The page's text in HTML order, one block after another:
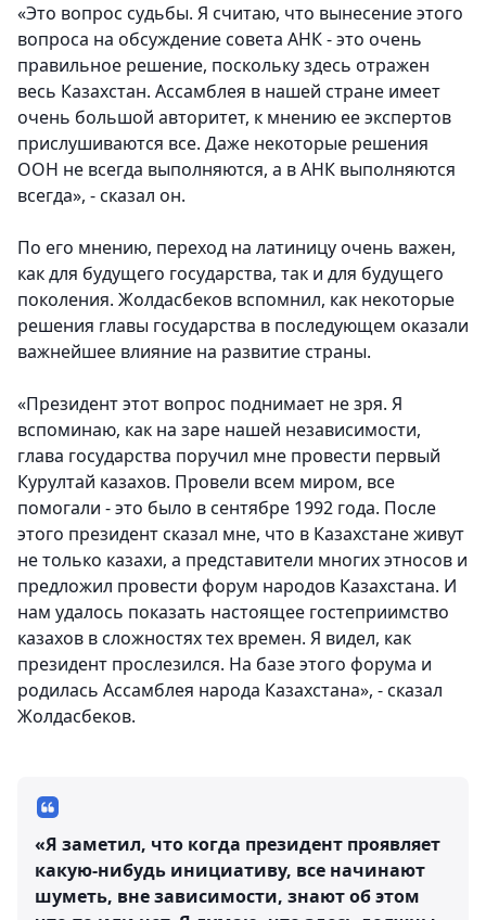
«Это вопрос судьбы. Я считаю, что вынесение этого
вопроса на обсуждение совета АНК - это очень
правильное решение, поскольку здесь отражен
весь Казахстан. Ассамблея в нашей стране имеет
очень большой авторитет, к мнению ее экспертов
прислушиваются все. Даже некоторые решения
ООН не всегда выполняются, а в АНК выполняются
всегда», - сказал он.
По его мнению, переход на латиницу очень важен,
как для будущего государства, так и для будущего
поколения. Жолдасбеков вспомнил, как некоторые
решения главы государства в последующем оказали
важнейшее влияние на развитие страны.
«Президент этот вопрос поднимает не зря. Я
вспоминаю, как на заре нашей независимости,
глава государства поручил мне провести первый
Курултай казахов. Провели всем миром, все
помогали - это было в сентябре 1992 года. После
этого президент сказал мне, что в Казахстане живут
не только казахи, а представители многих этносов и
предложил провести форум народов Казахстана. И
нам удалось показать настоящее гостеприимство
казахов в сложностях тех времен. Я видел, как
президент прослезился. На базе этого форума и
родилась Ассамблея народа Казахстана», - сказал
Жолдасбеков.
«Я заметил, что когда президент проявляет
какую-нибудь инициативу, все начинают
шуметь, вне зависимости, знают об этом